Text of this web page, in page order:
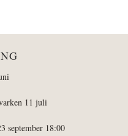
11 juli
september 18:00